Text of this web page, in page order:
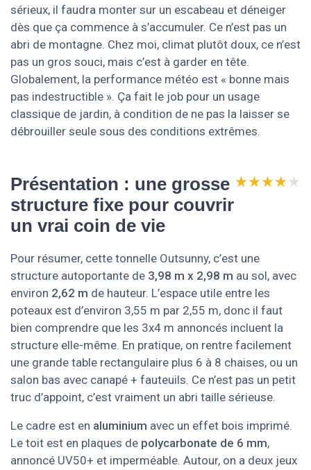
sérieux, il faudra monter sur un escabeau et déneiger
dès que ça commence à s’accumuler. Ce n’est pas un
abri de montagne. Chez moi, climat plutôt doux, ce n’est
pas un gros souci, mais c’est à garder en tête.
Globalement, la performance météo est « bonne mais
pas indestructible ». Ça fait le job pour un usage
classique de jardin, à condition de ne pas la laisser se
débrouiller seule sous des conditions extrêmes.
Présentation : une grosse
structure fixe pour couvrir
un vrai coin de vie
★★★★★
★★★★★
Pour résumer, cette tonnelle Outsunny, c’est une
structure autoportante de 3,98 m x 2,98 m au sol, avec
environ 2,62 m de hauteur. L’espace utile entre les
poteaux est d’environ 3,55 m par 2,55 m, donc il faut
bien comprendre que les 3x4 m annoncés incluent la
structure elle-même. En pratique, on rentre facilement
une grande table rectangulaire plus 6 à 8 chaises, ou un
salon bas avec canapé + fauteuils. Ce n’est pas un petit
truc d’appoint, c’est vraiment un abri taille sérieuse.
Le cadre est en aluminium avec un effet bois imprimé.
Le toit est en plaques de polycarbonate de 6 mm,
annoncé UV50+ et imperméable. Autour, on a deux jeux